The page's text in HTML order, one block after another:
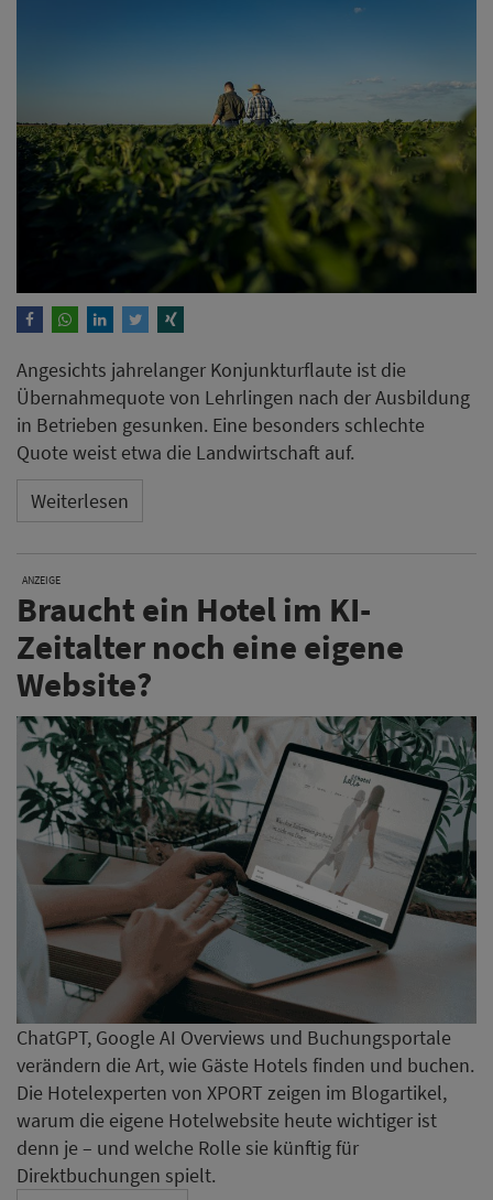
Angesichts jahrelanger Konjunkturflaute ist die
Übernahmequote von Lehrlingen nach der Ausbildung
in Betrieben gesunken. Eine besonders schlechte
Quote weist etwa die Landwirtschaft auf.
Weiterlesen
ANZEIGE
Braucht ein Hotel im KI-
Zeitalter noch eine eigene
Website?
ChatGPT, Google AI Overviews und Buchungsportale
verändern die Art, wie Gäste Hotels finden und buchen.
Die Hotelexperten von XPORT zeigen im Blogartikel,
warum die eigene Hotelwebsite heute wichtiger ist
denn je – und welche Rolle sie künftig für
Direktbuchungen spielt.